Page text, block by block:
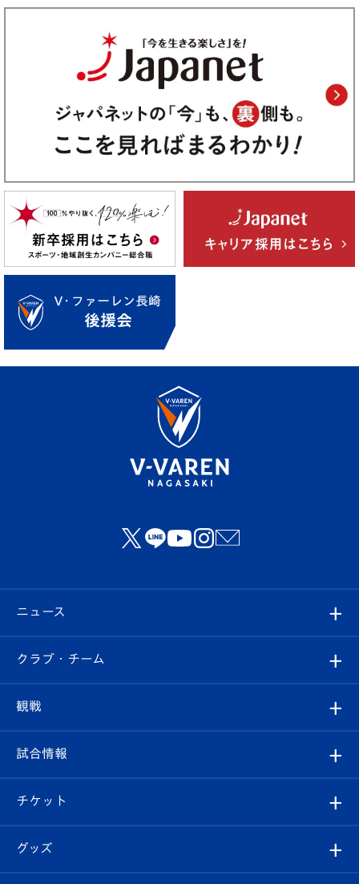
ニュース
すべて
クラブ
試合情報
チケット
クラブ・チーム
クラブ概要
エンブレム紹介
観戦
観戦ルール
はじめての観戦ガイド
Revive Team
試合情報
試合日程/結果
フォトギャラリー
チケット
チケット
グッズ